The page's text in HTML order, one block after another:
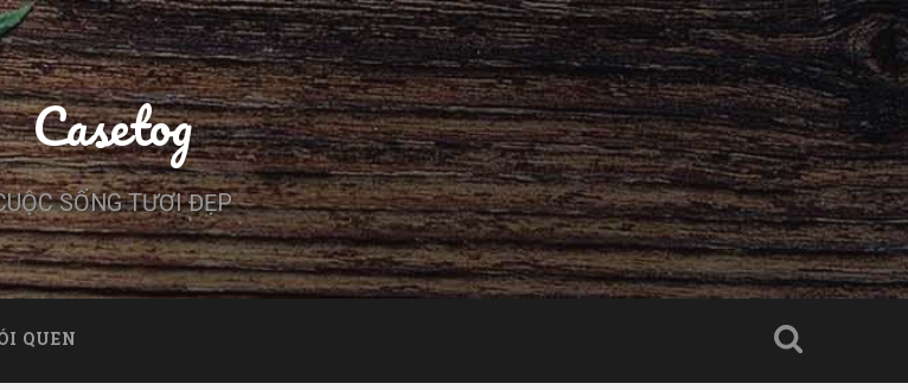
Casetog
SỐNG TƯƠI ĐẸP
QUEN